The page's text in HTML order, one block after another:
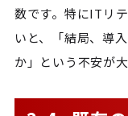
数です。特にITリ
いと、「結局、導
か」という不安が